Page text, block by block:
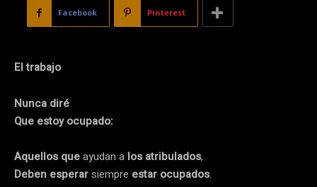
Facebook Pinterest
El trabajo
Nunca diré
Que estoy ocupado:
Aquellos queayudan a los atribulados,
Deben esperarsiempre estar ocupados.